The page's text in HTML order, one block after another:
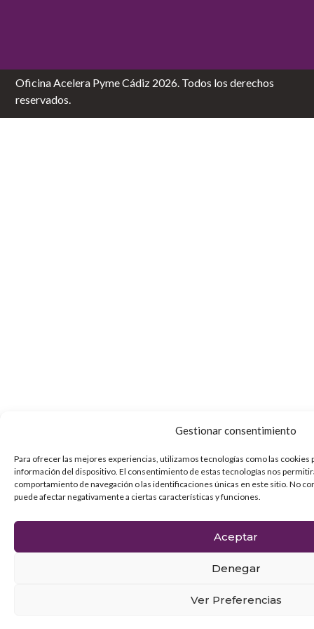
Gestionar consentimiento
Para ofrecer las mejores experiencias, utilizamos tecnologías como las cookies
información del dispositivo. El consentimiento de estas tecnologías nos
comportamiento de navegación o las identificaciones únicas en este sitio. No
puede afectar negativamente a ciertas características y funciones.
Aceptar
Denegar
Ver Preferencias
Oficina Acelera Pyme Cádiz 2026. Todos los derechos
reservados.